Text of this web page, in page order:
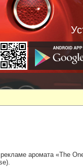
аромата «The